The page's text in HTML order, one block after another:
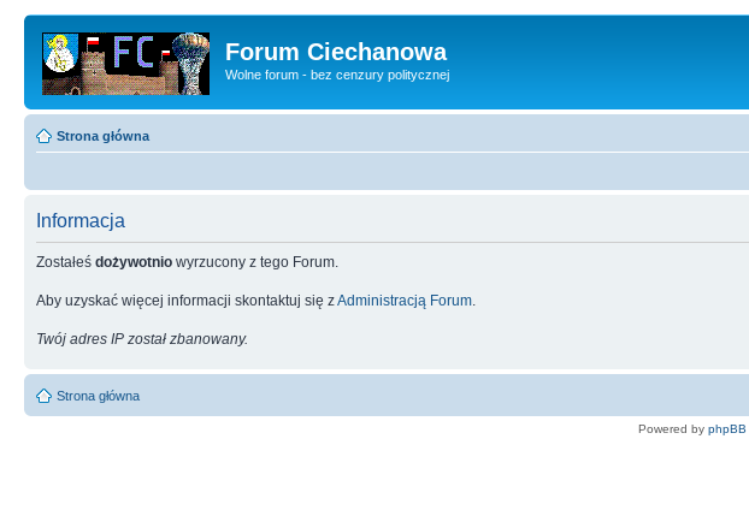
Forum Ciechanowa
Wolne forum - bez cenzury politycznej
Strona główna
Informacja
Zostałeś dożywotnio wyrzucony z tego Forum.
Aby uzyskać więcej informacji skontaktuj się zAdministracją Forum
Twój adres IP został zbanowany.
Strona główna
Powered by phpBB